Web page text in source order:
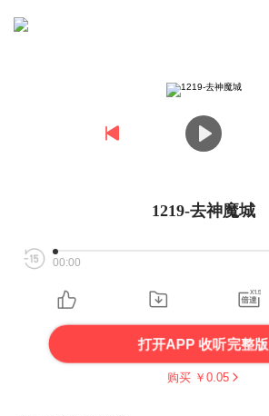
1219-去神魔城
00:00
打开APP 收听完整版
购买 ￥ 0.05